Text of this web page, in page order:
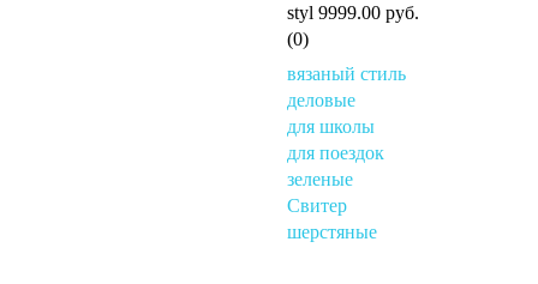
styl 9999.00 руб.
(0)
вязаный стиль
деловые
для школы
для поездок
зеленые
Свитер
шерстяные